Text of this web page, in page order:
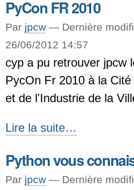
à
la
Cyber-
Base
de
Pau
12
février
-
PyCon FR 2010
Par jpcw— Dernière
26/06/2012 14:57
cyp a pu retrouver jpcw
PycOn Fr 2010 à la
et de l'Industrie de la
PyCon
2010
-
Lire la suite…
Python vous
Par jpcw— Dernière